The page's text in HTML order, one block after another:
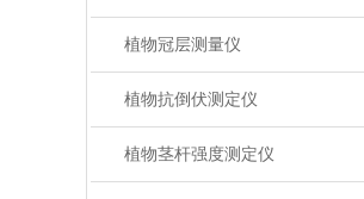
植物冠层测量仪
植物抗倒伏测定仪
植物茎杆强度测定仪